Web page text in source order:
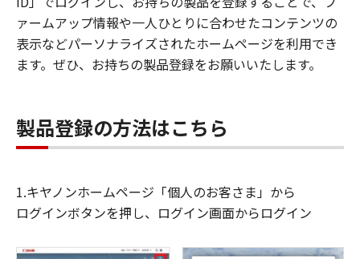
ァームアップ情報や一人ひとりに合わせたコンテンツの
表示などパーソナライズされたホームページを利用でき
ます。ぜひ、お持ちの製品登録をお願いいたします。
製品登録の方法はこちら
1.キヤノンホームページ「個人のお客さま」から
ログインボタンを押し、ログイン画面からログイン